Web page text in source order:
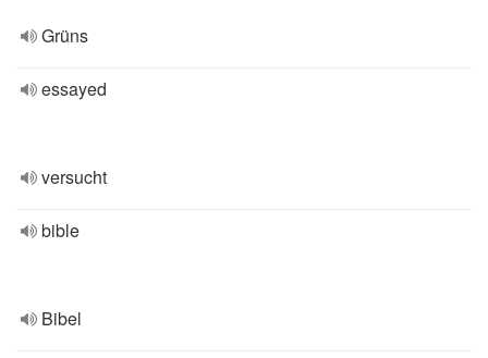
Grüns
essayed
versucht
bible
Bibel